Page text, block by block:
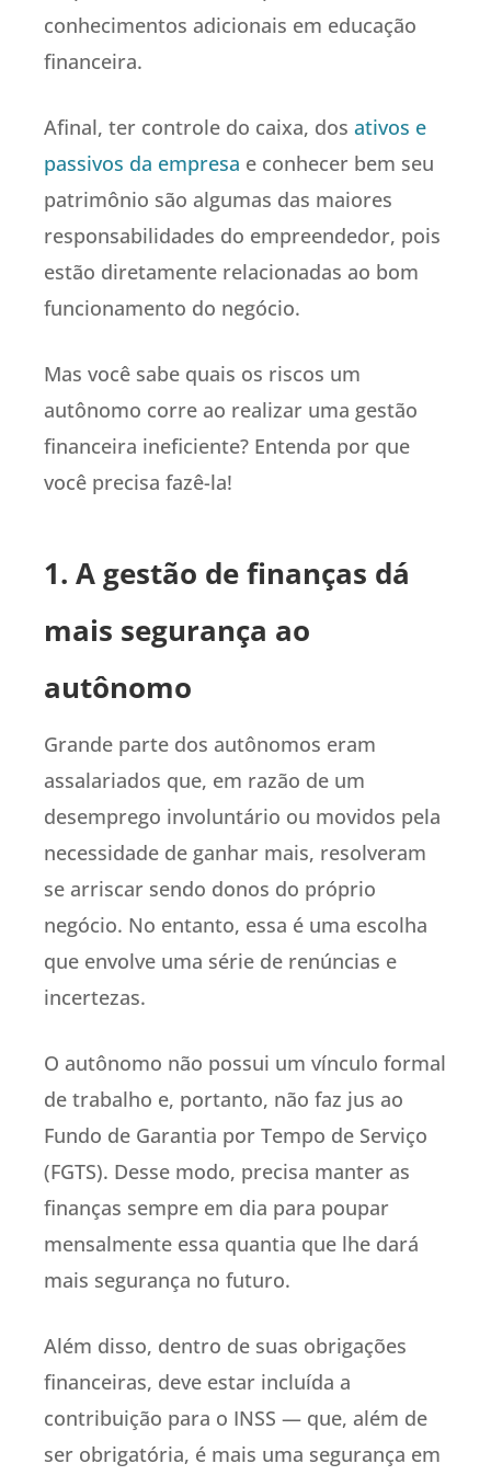
conhecimentos adicionais em educação
financeira.
Afinal, ter controle do caixa, dos ativos e
passivos da empresa e conhecer bem seu
patrimônio são algumas das maiores
responsabilidades do empreendedor, pois
estão diretamente relacionadas ao bom
funcionamento do negócio.
Mas você sabe quais os riscos um
autônomo corre ao realizar uma gestão
financeira ineficiente? Entenda por que
você precisa fazê-la!
1. A gestão de finanças dá
mais segurança ao
autônomo
Grande parte dos autônomos eram
assalariados que, em razão de um
desemprego involuntário ou movidos pela
necessidade de ganhar mais, resolveram
se arriscar sendo donos do próprio
negócio. No entanto, essa é uma escolha
que envolve uma série de renúncias e
incertezas.
O autônomo não possui um vínculo formal
de trabalho e, portanto, não faz jus ao
Fundo de Garantia por Tempo de Serviço
(FGTS). Desse modo, precisa manter as
finanças sempre em dia para poupar
mensalmente essa quantia que lhe dará
mais segurança no futuro.
Além disso, dentro de suas obrigações
financeiras, deve estar incluída a
contribuição para o INSS — que, além de
ser obrigatória, é mais uma segurança em